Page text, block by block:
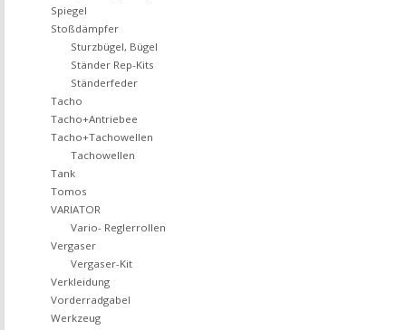
Spiegel
Stoßdämpfer
Sturzbügel, Bügel
Ständer Rep-Kits
Ständerfeder
Tacho
Tacho+Antriebee
Tacho+Tachowellen
Tachowellen
Tank
Tomos
VARIATOR
Vario- Reglerrollen
Vergaser
Vergaser-Kit
Verkleidung
Vorderradgabel
Werkzeug